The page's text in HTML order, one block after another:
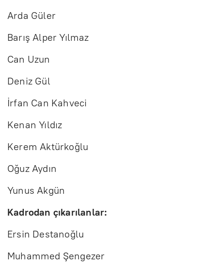
Arda Güler
Barış Alper Yılmaz
Can Uzun
Deniz Gül
İrfan Can Kahveci
Kenan Yıldız
Kerem Aktürkoğlu
Oğuz Aydın
Yunus Akgün
Kadrodan çıkarılanlar:
Ersin Destanoğlu
Muhammed Şengezer